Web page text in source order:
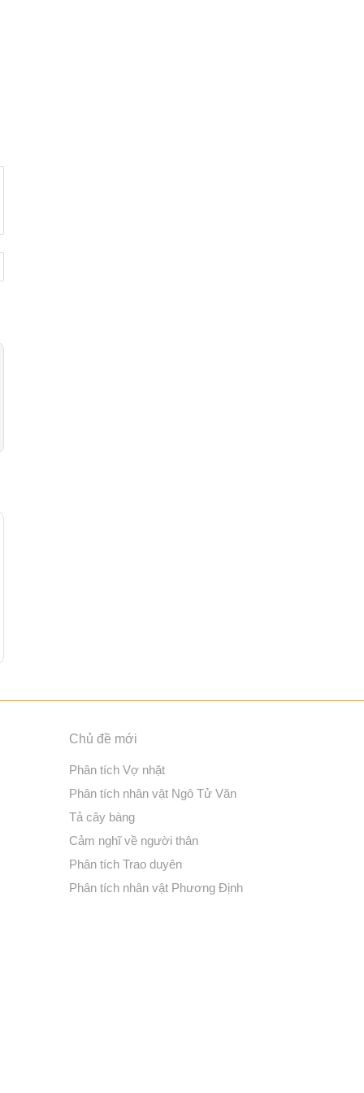
Chủ đề mới
Phân tích Vợ nhặt
Phân tích nhân vật Ngô Tử Văn
Tả cây bàng
Cảm nghĩ về người thân
Phân tích Trao duyên
Phân tích nhân vật Phương Định